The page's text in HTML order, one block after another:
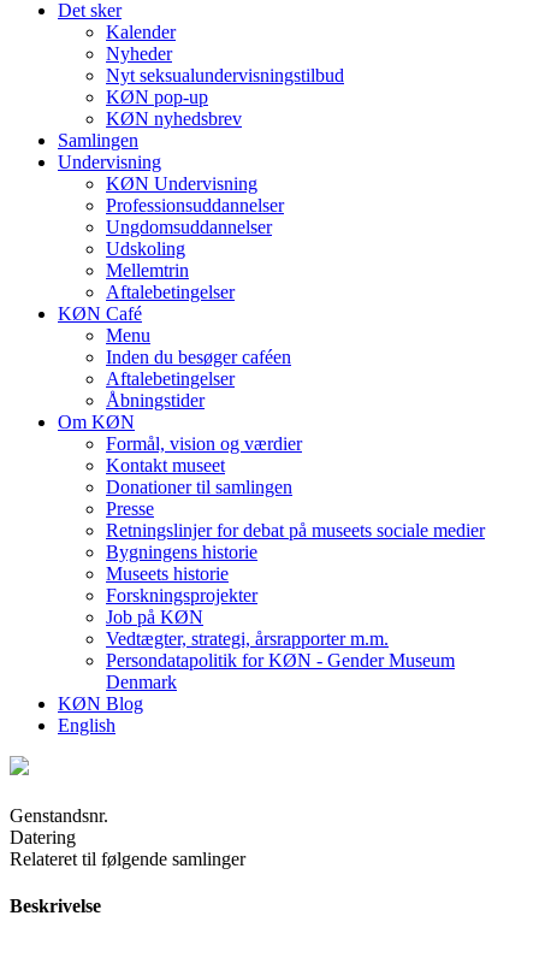
Det sker
Kalender
Nyheder
Nyt seksualundervisningstilbud
KØN pop-up
KØN nyhedsbrev
Samlingen
Undervisning
KØN Undervisning
Professionsuddannelser
Ungdomsuddannelser
Udskoling
Mellemtrin
Aftalebetingelser
KØN Café
Menu
Inden du besøger caféen
Aftalebetingelser
Åbningstider
Om KØN
Formål, vision og værdier
Kontakt museet
Donationer til samlingen
Presse
Retningslinjer for debat på museets sociale medier
Bygningens historie
Museets historie
Forskningsprojekter
Job på KØN
Vedtægter, strategi, årsrapporter m.m.
Persondatapolitik for KØN - Gender Museum
Denmark
KØN Blog
English
Genstandsnr.
Datering
Relateret til følgende samlinger
Beskrivelse